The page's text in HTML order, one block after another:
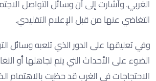
الغربي. وأشارت إلى أن وسائل التواصل
التغاضي عنها من قبل الإعلام التقليدي.
وفي تعليقها على الدور الذي تلعبه وسائل
الضوء على الأحداث التي يتم تجاهلها أو
الاحتجاجات في الغرب قد حظيت بالاهتمام